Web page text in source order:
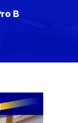
B